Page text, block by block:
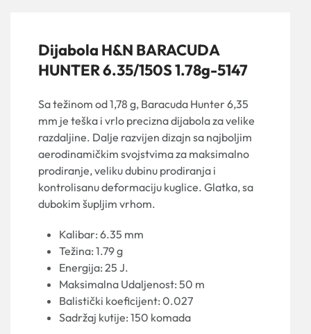
Dijabola H&N BARACUDA
HUNTER 6.35/150S 1.78g-5147
Sa težinom od 1,78 g, Baracuda Hunter 6,35
mm je teška i vrlo precizna dijabola za velike
razdaljine. Dalje razvijen dizajn sa najboljim
aerodinamičkim svojstvima za maksimalno
prodiranje, veliku dubinu prodiranja i
kontrolisanu deformaciju kuglice. Glatka, sa
dubokim šupljim vrhom.
Kalibar: 6.35 mm
Težina: 1.79 g
Energija: 25 J.
Maksimalna Udaljenost: 50 m
Balistički koeficijent: 0.027
Sadržaj kutije: 150 komada